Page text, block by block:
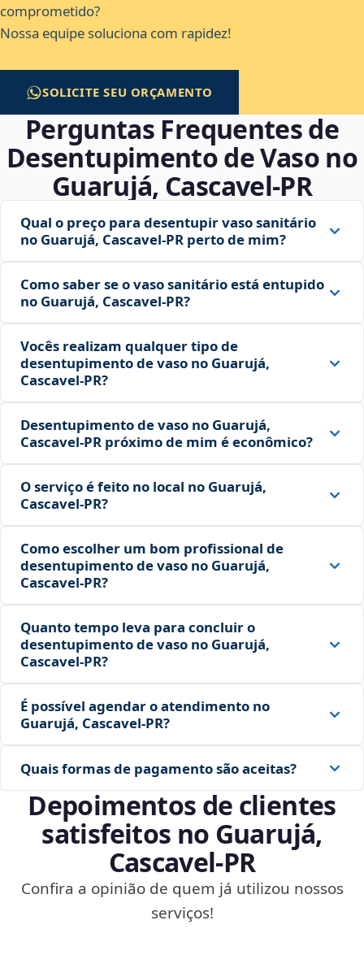
comprometido?
Nossa equipe soluciona com rapidez!
SOLICITE SEU ORÇAMENTO
Perguntas Frequentes de
Desentupimento de Vaso no
Guarujá, Cascavel‑PR
Qual o preço para desentupir vaso sanitário
no Guarujá, Cascavel‑PR perto de mim?
Como saber se o vaso sanitário está entupido
no Guarujá, Cascavel‑PR?
Vocês realizam qualquer tipo de
desentupimento de vaso no Guarujá,
Cascavel‑PR?
Desentupimento de vaso no Guarujá,
Cascavel‑PR próximo de mim é econômico?
O serviço é feito no local no Guarujá,
Cascavel‑PR?
Como escolher um bom profissional de
desentupimento de vaso no Guarujá,
Cascavel‑PR?
Quanto tempo leva para concluir o
desentupimento de vaso no Guarujá,
Cascavel‑PR?
É possível agendar o atendimento no
Guarujá, Cascavel‑PR?
Quais formas de pagamento são aceitas?
Depoimentos de clientes
satisfeitos no Guarujá,
Cascavel‑PR
Confira a opinião de quem já utilizou nossos
serviços!